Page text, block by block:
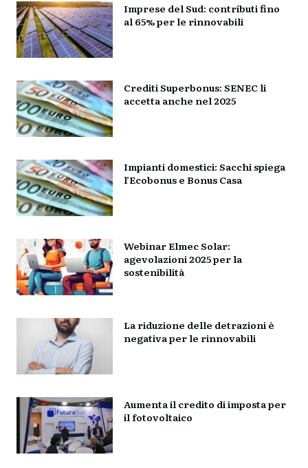
Imprese del Sud: contributi fino
al 65% per le rinnovabili
Crediti Superbonus: SENEC li
accetta anche nel 2025
Impianti domestici: Sacchi spiega
l’Ecobonus e Bonus Casa
Webinar Elmec Solar:
agevolazioni 2025 per la
sostenibilità
La riduzione delle detrazioni è
negativa per le rinnovabili
Aumenta il credito di imposta per
il fotovoltaico